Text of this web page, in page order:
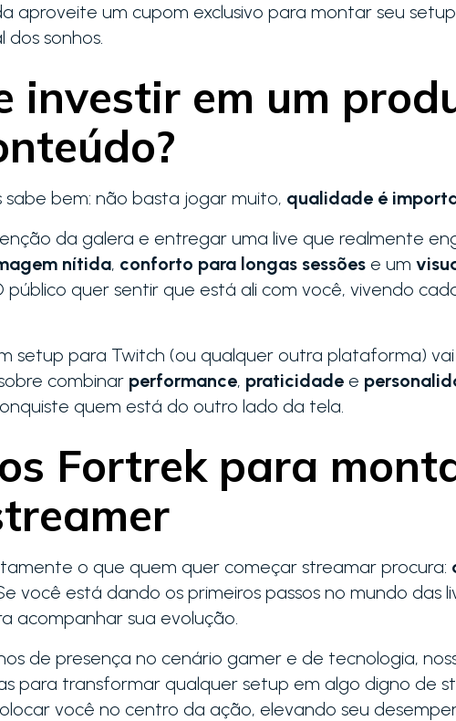
aproveite um cupom exclusivo para montar seu
dos sonhos.
investir em um
sabe bem: não basta jogar muito, qualidade é
da galera e entregar uma live que realmente
nítida, conforto para longas sessões e um
público quer sentir que está ali com você, vivendo
setup para Twitch (ou qualquer outra plataforma)
combinar performance, praticidade e
quem está do outro lado da tela.
Fortrek para
o que quem quer começar streamar procura:
você está dando os primeiros passos no mundo das
acompanhar sua evolução.
de presença no cenário gamer e de tecnologia,
para transformar qualquer setup em algo digno de
você no centro da ação, elevando seu